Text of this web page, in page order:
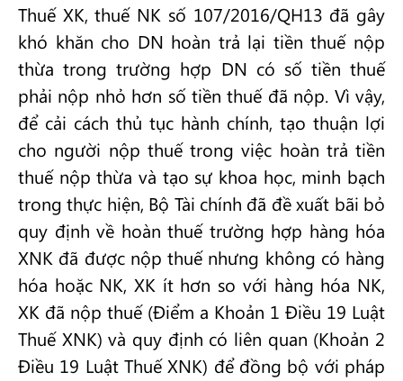
Thuế XK, thuế NK số 107/2016/QH13 đã gây
khó khăn cho DN hoàn trả lại tiền thuế nộp
thừa trong trường hợp DN có số tiền thuế
phải nộp nhỏ hơn số tiền thuế đã nộp. Vì vậy,
để cải cách thủ tục hành chính, tạo thuận lợi
cho người nộp thuế trong việc hoàn trả tiền
thuế nộp thừa và tạo sự khoa học, minh bạch
trong thực hiện, Bộ Tài chính đã đề xuất bãi bỏ
quy định về hoàn thuế trường hợp hàng hóa
XNK đã được nộp thuế nhưng không có hàng
hóa hoặc NK, XK ít hơn so với hàng hóa NK,
XK đã nộp thuế (Điểm a Khoản 1 Điều 19 Luật
Thuế XNK) và quy định có liên quan (Khoản 2
Điều 19 Luật Thuế XNK) để đồng bộ với pháp